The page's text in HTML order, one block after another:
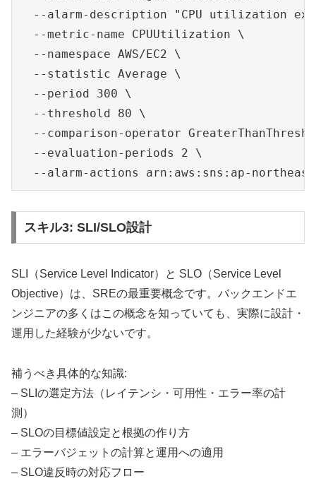
--alarm-description "CPU utilization
  --metric-name CPUUtilization \
  --namespace AWS/EC2 \
  --statistic Average \
  --period 300 \
  --threshold 80 \
--comparison-operator
  --evaluation-periods 2 \
スキル3: SLI/SLO設計
SLI（Service Level Indicator）と SLO（Service Level
Objective）は、SREの最重要概念です。バックエンドエ
ンジニアの多くはこの概念を知っていても、実際に設計・
運用した経験が少ないです。
補うべき具体的な知識:
– SLIの選定方法（レイテンシ・可用性・エラー率の計
測）
– SLOの目標値設定と根拠の作り方
– エラーバジェットの計算と運用への適用
– SLO違反時の対応フロー